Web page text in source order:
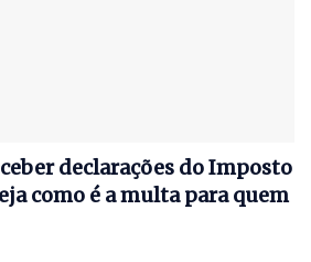
declarações do Imposto
como é a multa para quem